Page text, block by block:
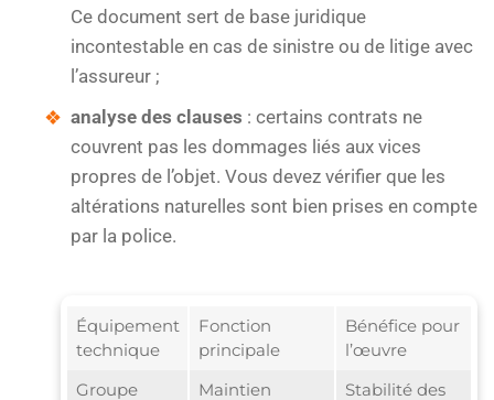
Ce document sert de base juridique
incontestable en cas de sinistre ou de litige avec
l’assureur ;
analyse des clauses : certains contrats ne
couvrent pas les dommages liés aux vices
propres de l’objet. Vous devez vérifier que les
altérations naturelles sont bien prises en compte
par la police.
Équipement
technique
Fonction
principale
Bénéfice pour
l’œuvre
Groupe
Maintien Stabilité des